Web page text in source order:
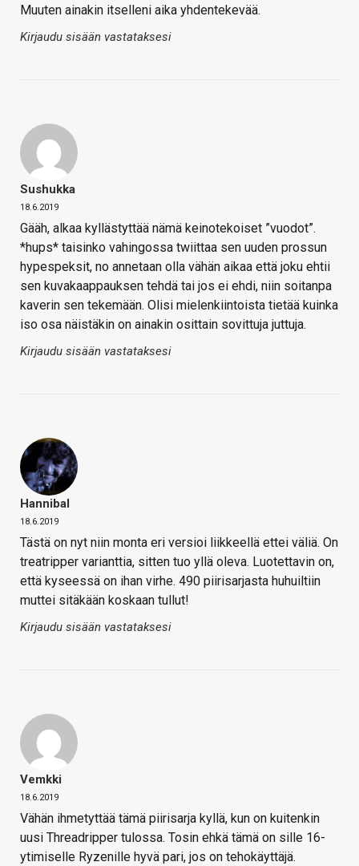
Muuten ainakin itselleni aika yhdentekevää.
Kirjaudu sisään vastataksesi
Sushukka
18.6.2019
Gääh, alkaa kyllästyttää nämä keinotekoiset ”vuodot”.
*hups* taisinko vahingossa twiittaa sen uuden prossun
hypespeksit, no annetaan olla vähän aikaa että joku ehtii
sen kuvakaappauksen tehdä tai jos ei ehdi, niin soitanpa
kaverin sen tekemään. Olisi mielenkiintoista tietää kuinka
iso osa näistäkin on ainakin osittain sovittuja juttuja.
Kirjaudu sisään vastataksesi
Hannibal
18.6.2019
Tästä on nyt niin monta eri versioi liikkeellä ettei väliä. On
treatripper varianttia, sitten tuo yllä oleva. Luotettavin on,
että kyseessä on ihan virhe. 490 piirisarjasta huhuiltiin
muttei sitäkään koskaan tullut!
Kirjaudu sisään vastataksesi
Vemkki
18.6.2019
Vähän ihmetyttää tämä piirisarja kyllä, kun on kuitenkin
uusi Threadripper tulossa. Tosin ehkä tämä on sille 16-
ytimiselle Ryzenille hyvä pari, jos on tehokäyttäjä.